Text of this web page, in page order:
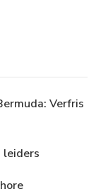
Verfris
leiders